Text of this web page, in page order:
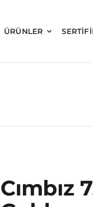
ÜRÜNLER
Cımbız